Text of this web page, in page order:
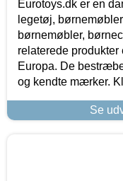
Eurotoys.dk er en
legetøj,
børnemøbler,
relaterede
Europa. De
og kendte mærker.
Se